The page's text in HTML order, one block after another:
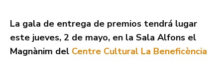
La gala de entrega de premios tendrá lugar
este jueves, 2 de mayo, en la Sala Alfons el
Magnànim del Centre Cultural La Beneficència